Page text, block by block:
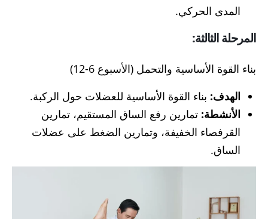
المدى الحركي.
المرحلة الثالثة:
بناء القوة الأساسية والتحمل (الأسبوع 6-12)
الهدف: بناء القوة الأساسية للعضلات حول الركبة.
الأنشطة:تمارين رفع الساق المستقيم، تمارين
القرفصاء الخفيفة، وتمارين الضغط على عضلات
الساق.